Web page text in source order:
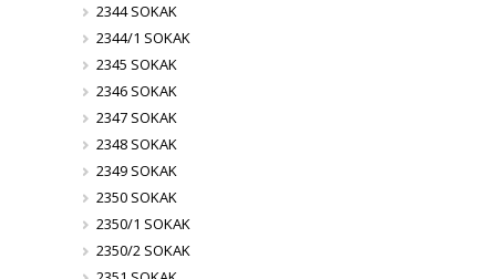
2344 SOKAK
2344/1 SOKAK
2345 SOKAK
2346 SOKAK
2347 SOKAK
2348 SOKAK
2349 SOKAK
2350 SOKAK
2350/1 SOKAK
2350/2 SOKAK